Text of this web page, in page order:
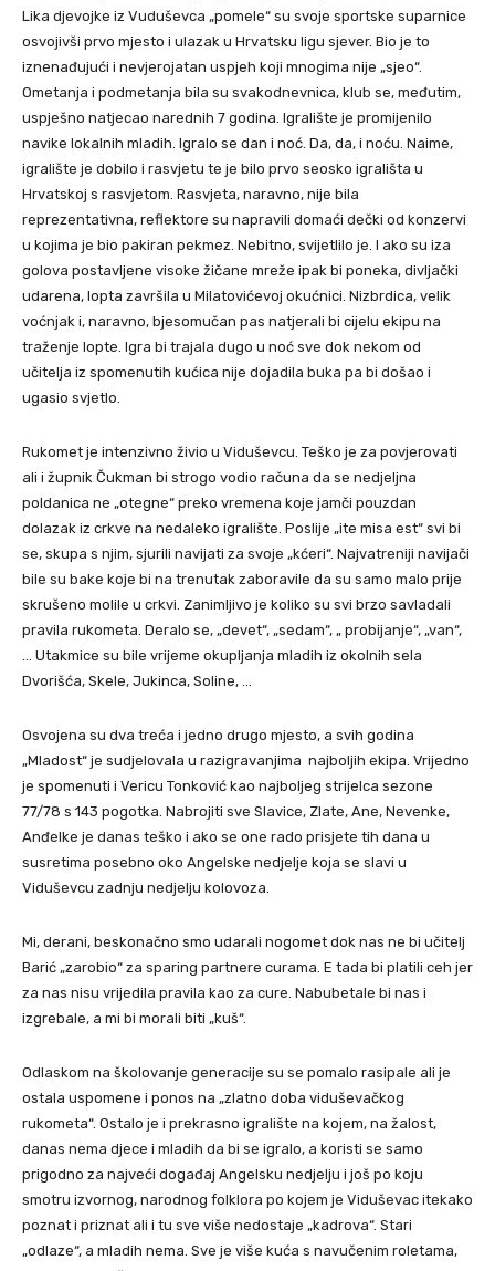
Lika djevojke iz Vuduševca „pomele“ su svoje sportske suparnice
osvojivši prvo mjesto i ulazak u Hrvatsku ligu sjever. Bio je to
iznenađujući i nevjerojatan uspjeh koji mnogima nije „sjeo“.
Ometanja i podmetanja bila su svakodnevnica, klub se, međutim,
uspješno natjecao narednih 7 godina. Igralište je promijenilo
navike lokalnih mladih. Igralo se dan i noć. Da, da, i noću. Naime,
igralište je dobilo i rasvjetu te je bilo prvo seosko igrališta u
Hrvatskoj s rasvjetom. Rasvjeta, naravno, nije bila
reprezentativna, reflektore su napravili domaći dečki od konzervi
u kojima je bio pakiran pekmez. Nebitno, svijetlilo je. I ako su iza
golova postavljene visoke žičane mreže ipak bi poneka, divljački
udarena, lopta završila u Milatovićevoj okućnici. Nizbrdica, velik
voćnjak i, naravno, bjesomučan pas natjerali bi cijelu ekipu na
traženje lopte. Igra bi trajala dugo u noć sve dok nekom od
učitelja iz spomenutih kućica nije dojadila buka pa bi došao i
ugasio svjetlo.
Rukomet je intenzivno živio u Viduševcu. Teško je za povjerovati
ali i župnik Čukman bi strogo vodio računa da se nedjeljna
poldanica ne „otegne“ preko vremena koje jamči pouzdan
dolazak iz crkve na nedaleko igralište. Poslije „ite misa est“ svi bi
se, skupa s njim, sjurili navijati za svoje „kćeri“. Najvatreniji navijači
bile su bake koje bi na trenutak zaboravile da su samo malo prije
skrušeno molile u crkvi. Zanimljivo je koliko su svi brzo savladali
pravila rukometa. Deralo se, „devet“, „sedam“, „ probijanje“, „van“,
… Utakmice su bile vrijeme okupljanja mladih iz okolnih sela
Dvorišća, Skele, Jukinca, Soline, …
Osvojena su dva treća i jedno drugo mjesto, a svih godina
„Mladost“ je sudjelovala u razigravanjima najboljih ekipa. Vrijedno
je spomenuti i Vericu Tonković kao najboljeg strijelca sezone
77/78 s 143 pogotka. Nabrojiti sve Slavice, Zlate, Ane, Nevenke,
Anđelke je danas teško i ako se one rado prisjete tih dana u
susretima posebno oko Angelske nedjelje koja se slavi u
Viduševcu zadnju nedjelju kolovoza.
Mi, derani, beskonačno smo udarali nogomet dok nas ne bi učitelj
Barić „zarobio“ za sparing partnere curama. E tada bi platili ceh jer
za nas nisu vrijedila pravila kao za cure. Nabubetale bi nas i
izgrebale, a mi bi morali biti „kuš“.
Odlaskom na školovanje generacije su se pomalo rasipale ali je
ostala uspomene i ponos na „zlatno doba viduševačkog
rukometa“. Ostalo je i prekrasno igralište na kojem, na žalost,
danas nema djece i mladih da bi se igralo, a koristi se samo
prigodno za najveći događaj Angelsku nedjelju i još po koju
smotru izvornog, narodnog folklora po kojem je Viduševac itekako
poznat i priznat ali i tu sve više nedostaje „kadrova“. Stari
„odlaze“, a mladih nema. Sve je više kuća s navučenim roletama,